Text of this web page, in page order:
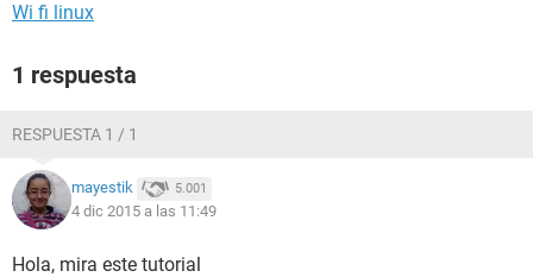
Wi fi linux
1 respuesta
RESPUESTA 1 / 1
mayestik 5.001
4 dic 2015 a las 11:49
Hola, mira este tutorial